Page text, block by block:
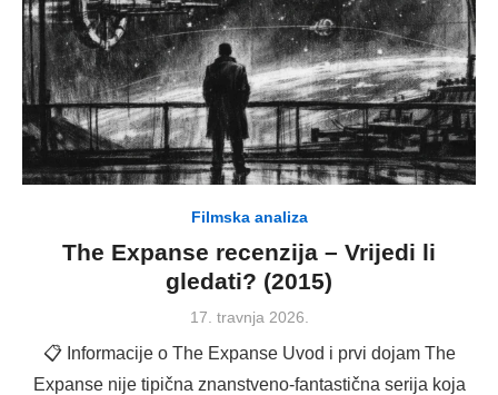
Filmska analiza
The Expanse recenzija – Vrijedi li
gledati? (2015)
Posted
17. travnja 2026.
📋 Informacije o The Expanse Uvod i prvi dojam The
Expanse nije tipična znanstveno-fantastična serija koja